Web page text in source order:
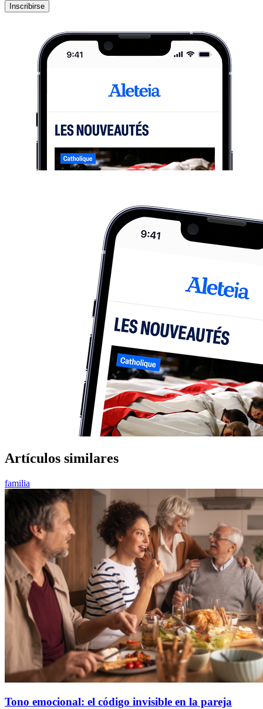
Inscribirse
Artículos similares
familia
Tono emocional: el código invisible en la pareja